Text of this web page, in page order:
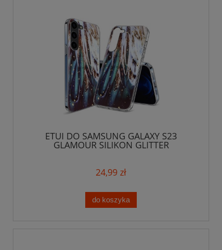
ETUI DO SAMSUNG GALAXY S23
GLAMOUR SILIKON GLITTER
24,99 zł
do koszyka